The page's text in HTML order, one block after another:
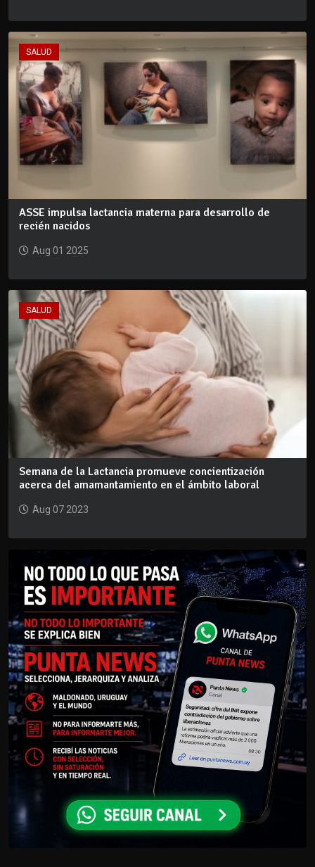
SALUD
ASSE impulsa lactancia materna para desarrollo de
recién nacidos
Aug 01 2025
SALUD
Semana de la Lactancia promueve concientización
acerca del amamantamiento en el ámbito laboral
Aug 07 2023